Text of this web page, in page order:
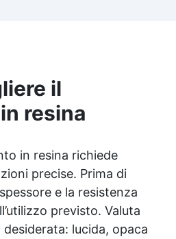
il
resina
in resina richiede
precise. Prima di
e la resistenza
previsto. Valuta
lucida, opaca